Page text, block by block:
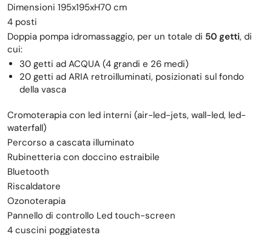
Dimensioni 195x195xH70 cm
4 posti
Doppia pompa idromassaggio, per un totale di 50 getti, di
cui:
30 getti ad ACQUA (4 grandi e 26 medi)
20 getti ad ARIA retroilluminati, posizionati sul fondo
della vasca
Cromoterapia con led interni (air-led-jets, wall-led, led-
waterfall)
Percorso a cascata illuminato
Rubinetteria con doccino estraibile
Bluetooth
Riscaldatore
Ozonoterapia
Pannello di controllo Led touch-screen
4 cuscini poggiatesta